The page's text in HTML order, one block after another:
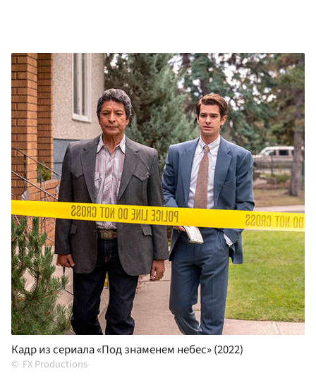
Кадр из сериала «Под знаменем небес» (2022)
FX Productions